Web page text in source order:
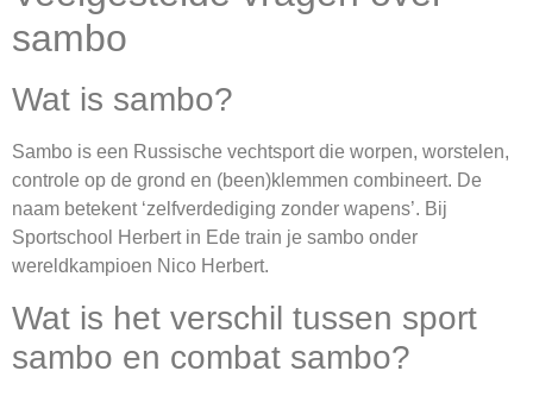
sambo
Wat is sambo?
Sambo is een Russische vechtsport die worpen, worstelen,
controle op de grond en (been)klemmen combineert. De
naam betekent ‘zelfverdediging zonder wapens’. Bij
Sportschool Herbert in Ede train je sambo onder
wereldkampioen Nico Herbert.
Wat is het verschil tussen sport
sambo en combat sambo?